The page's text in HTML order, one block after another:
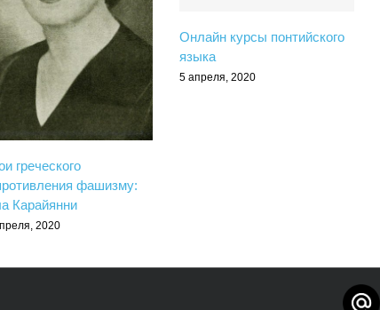
греческого
фашизму:
Карайянни
2020
Онлайн курсы понтийского
языка
5 апреля, 2020